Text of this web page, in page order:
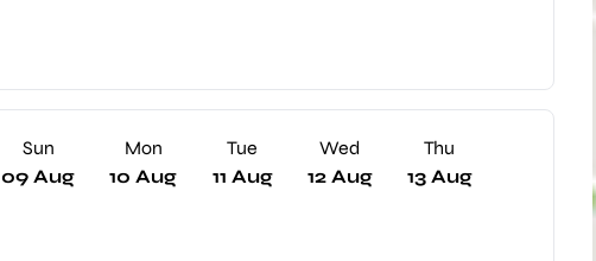
Sun
09 Aug
Mon
10 Aug
Tue
11 Aug
Wed
12 Aug
Thu
13 Aug